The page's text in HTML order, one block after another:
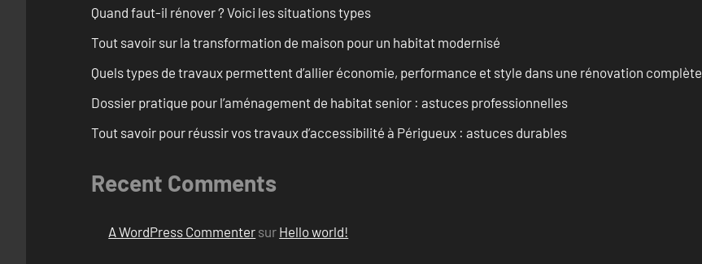
Quand faut-il rénover ? Voici les situations types
Tout savoir sur la transformation de maison pour un habitat modernisé
Quels types de travaux permettent d’allier économie, performance et style dans une rénovation complète
Dossier pratique pour l’aménagement de habitat senior : astuces professionnelles
Tout savoir pour réussir vos travaux d’accessibilité à Périgueux : astuces durables
Recent Comments
A WordPress Commenter sur Hello world!